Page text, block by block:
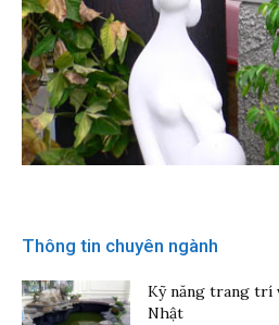
Thông tin chuyên ngành
Kỹ năng trang trí
Nhật